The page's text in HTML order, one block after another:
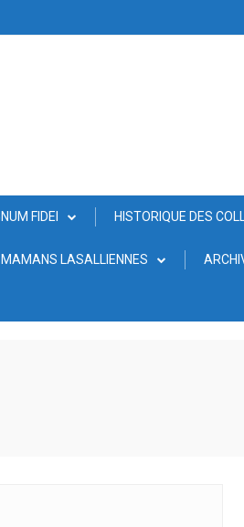
FIDEI HISTORIQUE DES
MAMANS LASALLIENNES